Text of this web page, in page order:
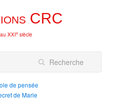
CRC
XXIe siècle
de pensée
de Marie